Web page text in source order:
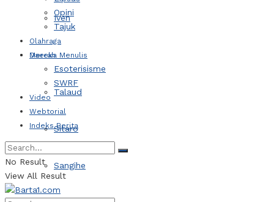
Iven
Daerah
Talaud
Sitaro
Sangihe
Opini
Tajuk
Olahraga
Mereka Menulis
Esoterisisme
SWRF
Video
Webtorial
Indeks Berita
No Result
View All Result